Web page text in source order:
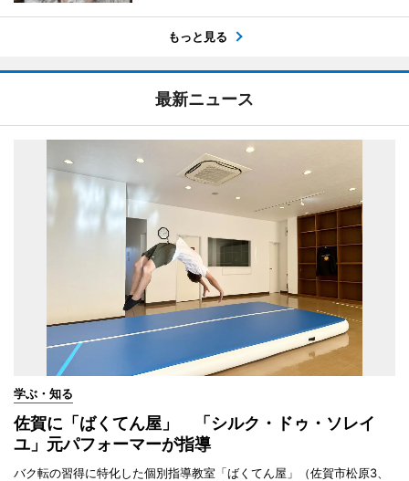
もっと見る
最新ニュース
学ぶ・知る
佐賀に「ばくてん屋」 「シルク・ドゥ・ソレイ
ユ」元パフォーマーが指導
バク転の習得に特化した個別指導教室「ばくてん屋」（佐賀市松原3、